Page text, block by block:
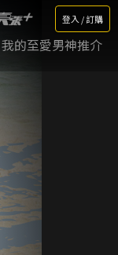
登入 / 訂購
我的至愛男神推介